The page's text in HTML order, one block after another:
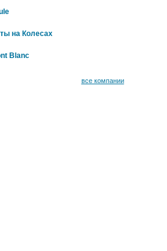
на Колесах
Blanc
все компании